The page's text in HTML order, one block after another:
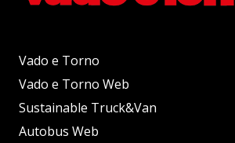
Vado e Torno
Vado e Torno Web
Sustainable Truck&Van
Autobus Web